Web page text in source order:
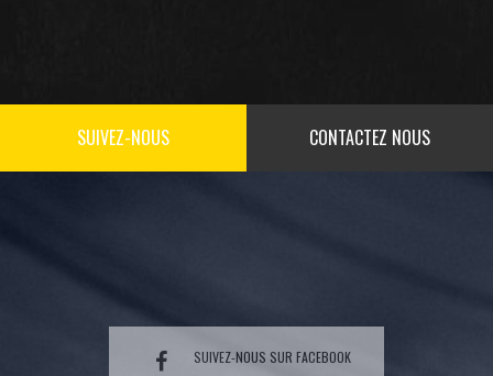
SUIVEZ-NOUS CONTACTEZ NOUS
SUIVEZ-NOUS SUR FACEBOOK